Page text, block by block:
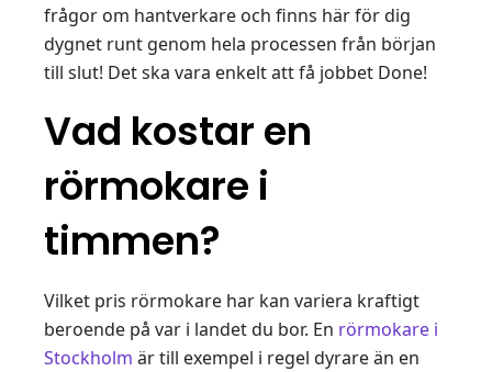
frågor om hantverkare och finns här för dig
dygnet runt genom hela processen från början
till slut! Det ska vara enkelt att få jobbet Done!
Vad kostar en
rörmokare i
timmen?
Vilket pris rörmokare har kan variera kraftigt
beroende på var i landet du bor. En rörmokare i
Stockholm är till exempel i regel dyrare än en